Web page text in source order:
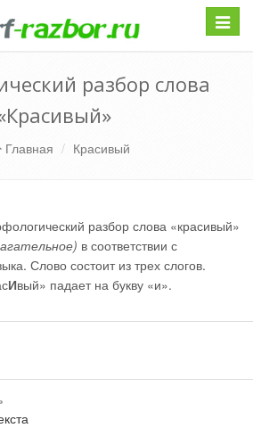
разбор слова
Главная Красивый
разбор слова «красивый»
в соответствии с
Слово состоит из трех слогов.
Ивый» падает на букву «и».